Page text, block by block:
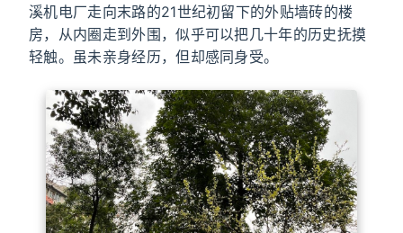
溪机电厂走向末路的21世纪初留下的外贴墙砖的楼
房，从内圈走到外围，似乎可以把几十年的历史抚摸
轻触。虽未亲身经历，但却感同身受。